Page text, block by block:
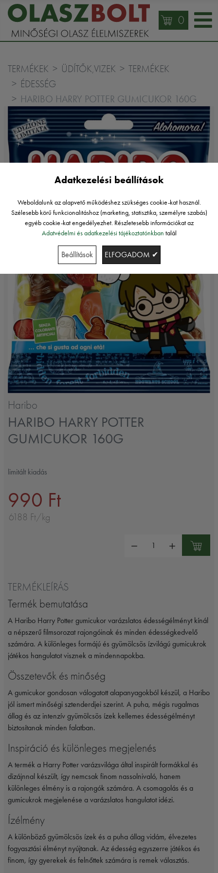
0
TERMÉKEK ÜDÍTŐK,VIZEK
TERMÉKEK
ÉDESSÉG
HARIBO HARRY POTTER GUMICUKOR 160G
Haribo
HARIBO HARRY POTTER
GUMICUKOR 160G
limitált kiadás
990 Ft
6188 Ft/kg
TERMÉKLEÍRÁS
Termék bemutatása
A Haribo Harry Potter gumicukor varázslatos édességélményt kínál
a népszerű filmsorozat rajongóinak és minden édességkedvelő
számára. A különleges formájú és gyümölcsös ízvilágú gumicukrok
játékos hangulatot visznek a mindennapokba.
Összetevők és minőség
A gumicukor gondosan válogatott alapanyagokból készül, a Haribo
jól ismert minőségi sztenderdjei szerint. A puha, mégis rugalmas
állag és az intenzív gyümölcsös ízek kellemes édességélményt
biztosítanak minden falatban.
Inspiráció és különleges megjelenés
A termék a Harry Potter varázsvilága által inspirált formákkal és
dizájnnal készült, így nemcsak finom nassolnivaló, hanem
különleges élmény is a rajongók számára. A csomagolás és a
gumicukrok megjelenése a varázslatos hangulatot idézi.
Ízélmény
A különböző gyümölcsös ízek és a puha állag vidám, élvezetes
fogyasztási élményt nyújtanak. Az édesség egyszerre játékos és
finom, így gyerekek és felnőttek számára is remek választás.
Adatkezelési beállítások
Weboldalunk az alapvető működéshez szükséges cookie-kat használ.
Szélesebb körű funkcionalitáshoz (marketing, statisztika, személyre szabás)
egyéb cookie-kat engedélyezhet. Részletesebb információkat az
Adatvédelmi és adatkezelési tájékoztatónkban talál
Beállítások ELFOGADOM ✔